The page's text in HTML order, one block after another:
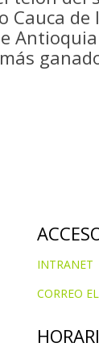
Cauca de
INTRANET
CORREO